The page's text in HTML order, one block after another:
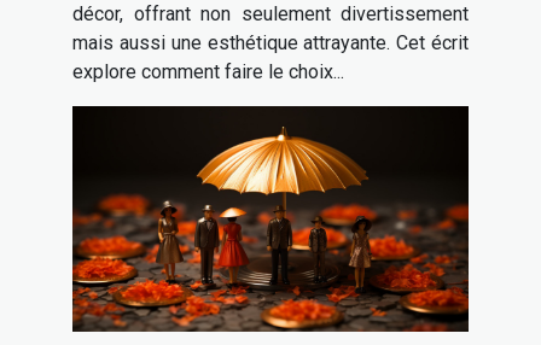
décor, offrant non seulement divertissement
mais aussi une esthétique attrayante. Cet écrit
explore comment faire le choix...